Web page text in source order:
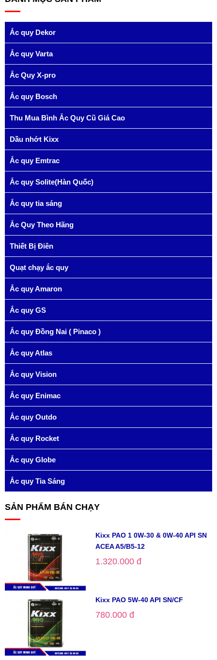
Ắc quy Dekor
Ắc quy Varta
Ắc Quy X-pro
Ắc quy Bosch
Thu Mua Bình Ắc Quy Cũ Giá Cao
Dầu nhớt Kixx
Ắc quy Emtrac
Ắc quy Solite(Hàn Quốc)
Ắc quy tia sáng
Ắc Quy Theo Hãng
Thiết Bị Điên
Quạt chạy ắc quy
Ắc quy Amaron
Ắc quy GS
Ắc quy Đồng Nai ( Pinaco )
Ắc quy Atlas
Ắc quy Vision
Ắc quy Enimac
Ắc quy Outdo
Ắc quy Rocket
Ắc quy Globe
Ắc quy Tia Sáng
SẢN PHẨM BÁN CHẠY
Kixx PAO 1 0W-30 & 0W-40 API SN
ACEA A5/B5-12
1.320.000 đ
Kixx PAO 5W-40 API SN/CF
780.000 đ